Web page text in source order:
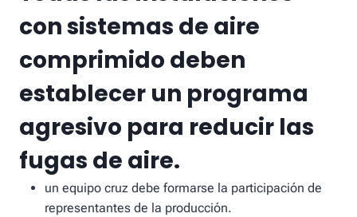
con sistemas de aire
comprimido deben
establecer un programa
agresivo para reducir las
fugas de aire.
un equipo cruz debe formarse la participación de
representantes de la producción.